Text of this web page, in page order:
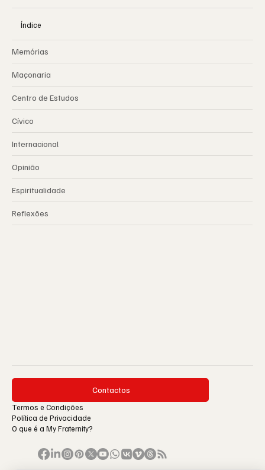
Índice
Memórias
Maçonaria
Centro de Estudos
Cívico
Internacional
Opinião
Espiritualidade
Reflexões
Contactos
Termos e Condições
Política de Privacidade
O que é a My Fraternity?